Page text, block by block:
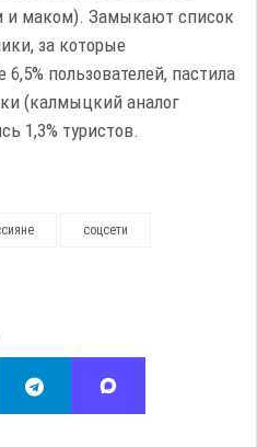
маком). Замыкают список
за которые
пользователей, пастила
(калмыцкий аналог
1,3% туристов.
соцсети